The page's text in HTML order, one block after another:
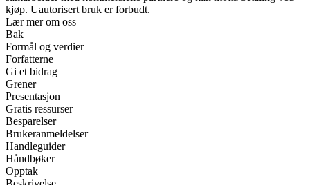
kjøp. Uautorisert bruk er forbudt.
Lær mer om oss
Bak
Formål og verdier
Forfatterne
Gi et bidrag
Grener
Presentasjon
Gratis ressurser
Besparelser
Brukeranmeldelser
Handleguider
Håndbøker
Opptak